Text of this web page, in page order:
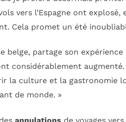
vers l’Espagne ont
Cela promet un été
belge, partage son
considérablement augmenté.
la culture et la gastronomie
de monde. »